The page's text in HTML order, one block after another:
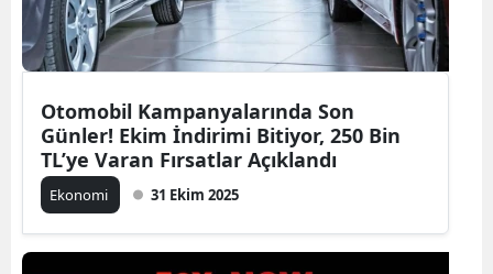
Otomobil Kampanyalarında Son
Günler! Ekim İndirimi Bitiyor, 250 Bin
TL’ye Varan Fırsatlar Açıklandı
Ekonomi 31 Ekim 2025